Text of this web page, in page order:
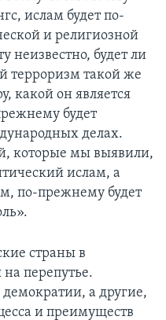
ислам будет по-
и религиозной
неизвестно, будет ли
терроризм такой же
какой он является
будет
делах.
которые мы выявили,
ислам, а
по-прежнему будет
страны в
перепутье.
а другие,
и преимуществ